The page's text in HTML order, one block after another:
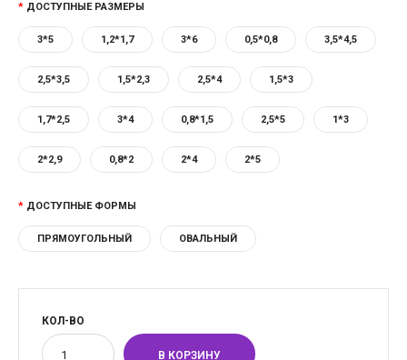
ДОСТУПНЫЕ РАЗМЕРЫ
3*5 1,2*1,7 3*6 0,5*0,8 3,5*4,5
2,5*3,5 1,5*2,3 2,5*4 1,5*3
1,7*2,5 3*4 0,8*1,5 2,5*5 1*3
2*2,9 0,8*2 2*4 2*5
ДОСТУПНЫЕ ФОРМЫ
ПРЯМОУГОЛЬНЫЙ ОВАЛЬНЫЙ
КОЛ-ВО